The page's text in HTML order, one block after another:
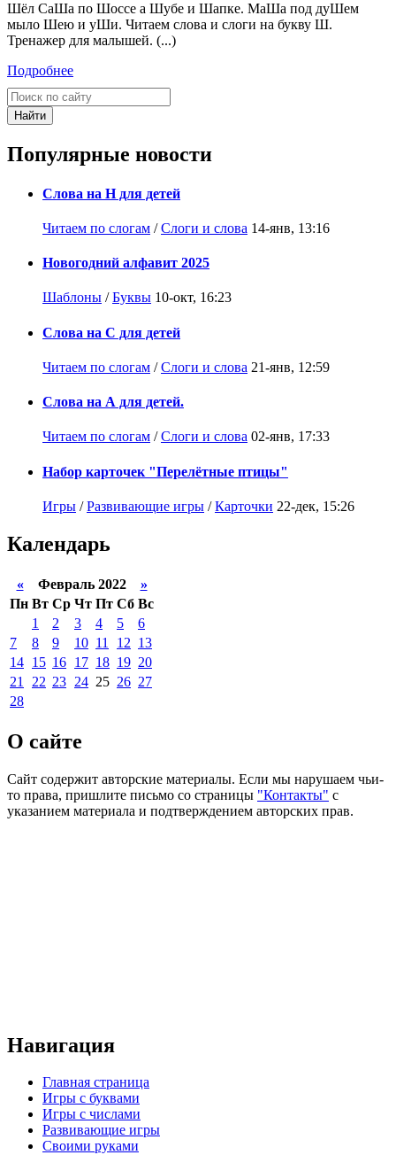
Шёл СаШа по Шоссе а Шубе и Шапке. МаШа под дуШем
мыло Шею и уШи. Читаем слова и слоги на букву Ш.
Тренажер для малышей. (...)
Подробнее
Найти
Популярные новости
Слова на Н для детей
Читаем по слогам /Слоги и слова 14-янв, 13:16
Новогодний алфавит 2025
Шаблоны /Буквы 10-окт, 16:23
Слова на С для детей
Читаем по слогам /Слоги и слова 21-янв, 12:59
Слова на А для детей.
Читаем по слогам /Слоги и слова 02-янв, 17:33
Набор карточек "Перелётные птицы"
Игры /Развивающие игры /Карточки 22-дек, 15:26
Календарь
«Февраль 2022 »
Пн Вт Ср Чт Пт Сб Вс
1
2 3 4 5
6
7
8 9 10 11 12 13
14 15 16 17 18 19 20
21
22 23 24 25 26 27
28
О сайте
Сайт содержит авторские материалы. Если мы нарушаем чьи-
то права, пришлите письмо со страницы "Контакты" с
указанием материала и подтверждением авторских прав.
Навигация
Главная страница
Игры с буквами
Игры с числами
Развивающие игры
Своими руками